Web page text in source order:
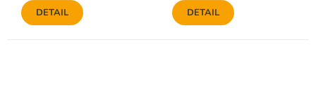
DETAIL DETAIL